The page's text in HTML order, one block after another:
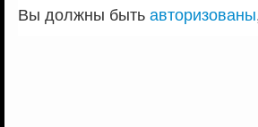
Вы должны бытьавторизованы